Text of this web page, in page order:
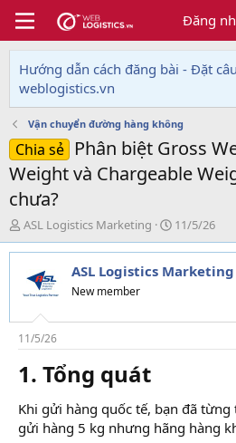
Đăng
Hướng dẫn cách đăng bài - Đặt
weblogistics.vn
Vận chuyển đường hàng không
Chia sẻ
Phân biệt Gross
Weight và Chargeable
chưa?
T
h
r
s
t
a
r
t
e
r
ASL Logistics Marketing
N
g
à
y
i
11/5/26
ASL Logistics Marketing
New member
11/5/26
1. Tổng quát
Khi gửi hàng quốc tế, bạn đã từng
gửi hàng 5 kg nhưng hãng hàng